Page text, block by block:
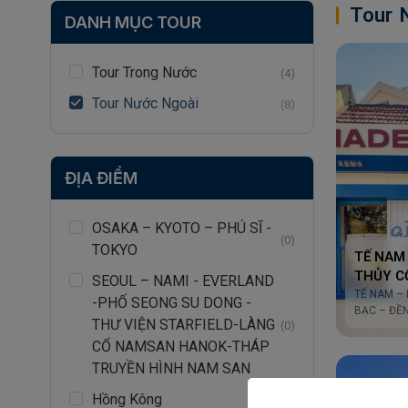
DANH MỤC TOUR
Tour Trong Nước (4)
Tour Nước Ngoài (8)
ĐỊA ĐIỂM
OSAKA – KYOTO – PHÚ SĨ -
TOKYO
(0)
SEOUL – NAMI - EVERLAND
-PHỐ SEONG SU DONG -
THƯ VIỆN STARFIELD-LÀNG
CỔ NAMSAN HANOK-THÁP
TRUYỀN HÌNH NAM SAN
(0)
Hồng Kông
Tour
TẾ
THỦY
LƯƠNG
ĐỀN
THANH
TẾ NAM –
BẠC –